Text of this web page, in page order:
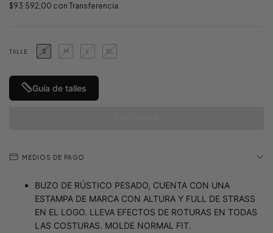
$93.592,00 con Transferencia
TALLE S M L XL
Guía de talles
MEDIOS DE PAGO
BUZO DE RÚSTICO PESADO, CUENTA CON UNA
ESTAMPA DE MARCA CON ALTURA Y FULL DE STRASS
EN EL LOGO. LLEVA EFECTOS DE ROTURAS EN TODAS
LAS COSTURAS. MOLDE NORMAL FIT.